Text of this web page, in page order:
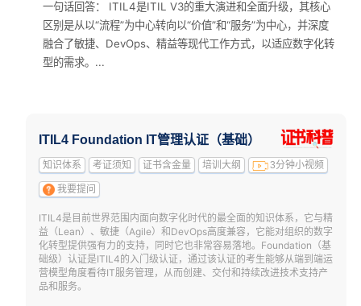
一句话回答： ITIL4是ITIL V3的重大演进和全面升级，其核心
区别是从以“流程”为中心转向以“价值”和“服务”为中心，并深度
融合了敏捷、DevOps、精益等现代工作方式，以适应数字化转
型的需求。...
ITIL4 Foundation IT管理认证（基础）
知识体系 考证须知 证书含金量 培训大纲 3分钟小视频
我要提问
ITIL4是目前世界范围内面向数字化时代的最全面的知识体系，它与精
益（Lean）、敏捷（Agile）和DevOps高度兼容，它能对组织的数字
化转型提供强有力的支持，同时它也非常容易落地。Foundation（基
础级）认证是ITIL4的入门级认证，通过该认证的考生能够从端到端运
营模型角度看待IT服务管理，从而创建、交付和持续改进技术支持产
品和服务。